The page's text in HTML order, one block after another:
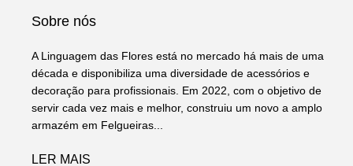
Sobre nós
A Linguagem das Flores está no mercado há mais de uma
década e disponibiliza uma diversidade de acessórios e
decoração para profissionais. Em 2022, com o objetivo de
servir cada vez mais e melhor, construiu um novo a amplo
armazém em Felgueiras...
LER MAIS